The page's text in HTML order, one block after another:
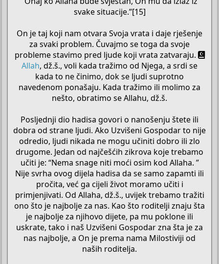
svake situacije.”[15]
On je taj koji nam otvara Svoja vrata i daje rješenje
za svaki problem. Čuvajmo se toga da svoje
probleme stavimo pred ljude koji vrata zatvaraju.
Allah, dž.š., voli kada tražimo od Njega, a srdi se
kada to ne činimo, dok se ljudi suprotno
navedenom ponašaju. Kada tražimo ili molimo za
nešto, obratimo se Allahu, dž.š.
Posljednji dio hadisa govori o nanošenju štete ili
dobra od strane ljudi. Ako Uzvišeni Gospodar to nije
odredio, ljudi nikada ne mogu učiniti dobro ili zlo
drugome. Jedan od najčešćih zikrova koje trebamo
učiti je: “Nema snage niti moći osim kod Allaha. ”
Nije svrha ovog dijela hadisa da se samo zapamti ili
pročita, već ga cijeli život moramo učiti i
primjenjivati. Od Allaha, dž.š., uvijek trebamo tražiti
ono što je najbolje za nas. Kao što roditelji znaju šta
je najbolje za njihovo dijete, pa mu poklone ili
uskrate, tako i naš Uzvišeni Gospodar zna šta je za
nas najbolje, a On je prema nama Milostiviji od
naših roditelja.